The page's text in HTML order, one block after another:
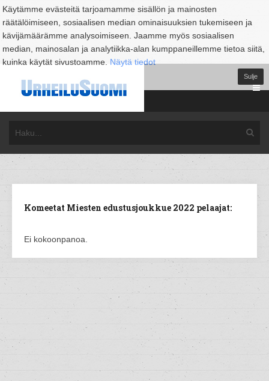
Käytämme evästeitä tarjoamamme sisällön ja mainosten
räätälöimiseen, sosiaalisen median ominaisuuksien tukemiseen ja
kävijämäärämme analysoimiseen. Jaamme myös sosiaalisen
median, mainosalan ja analytiikka-alan kumppaneillemme tietoa siitä,
kuinka käytät sivustoamme. Näytä tiedot
Sulje
Komeetat Miesten edustusjoukkue 2022 pelaajat:
Ei kokoonpanoa.